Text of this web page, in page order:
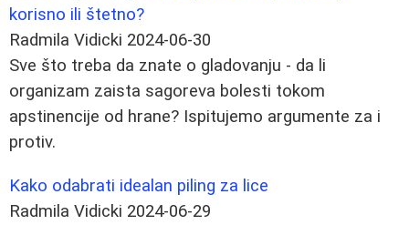
korisno ili štetno?
Radmila Vidicki 2024-06-30
Sve što treba da znate o gladovanju - da li
organizam zaista sagoreva bolesti tokom
apstinencije od hrane? Ispitujemo argumente za i
protiv.
Kako odabrati idealan piling za lice
Radmila Vidicki 2024-06-29